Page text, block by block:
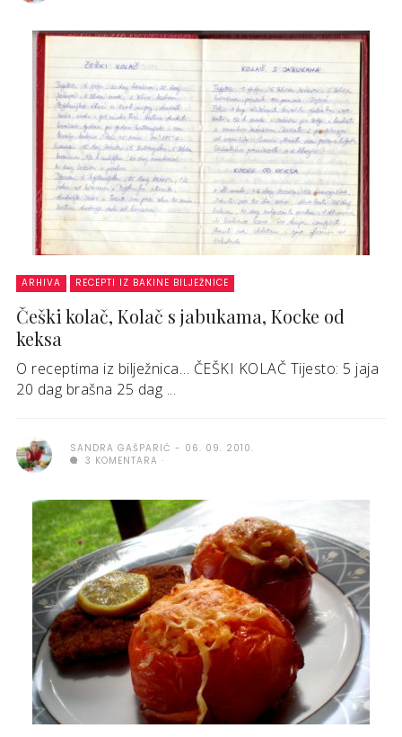
ARHIVA RECEPTI IZ BAKINE BILJEŽNICE
Češki kolač, Kolač s jabukama, Kocke od
keksa
O receptima iz bilježnica… ČEŠKI KOLAČ Tijesto: 5 jaja
20 dag brašna 25 dag ...
SANDRA GAŠPARIĆ
06. 09. 2010.
3 KOMENTARA